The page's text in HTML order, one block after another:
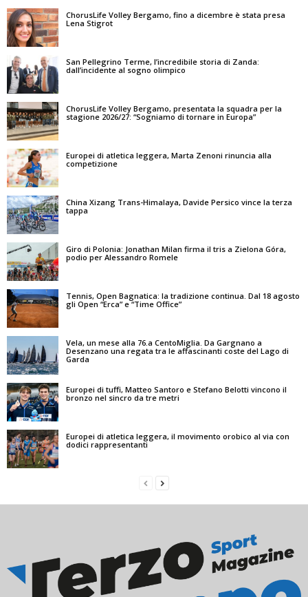
ChorusLife Volley Bergamo, fino a dicembre è stata presa
Lena Stigrot
San Pellegrino Terme, l’incredibile storia di Zanda:
dall’incidente al sogno olimpico
ChorusLife Volley Bergamo, presentata la squadra per la
stagione 2026/27: “Sogniamo di tornare in Europa”
Europei di atletica leggera, Marta Zenoni rinuncia alla
competizione
China Xizang Trans-Himalaya, Davide Persico vince la terza
tappa
Giro di Polonia: Jonathan Milan firma il tris a Zielona Góra,
podio per Alessandro Romele
Tennis, Open Bagnatica: la tradizione continua. Dal 18 agosto
gli Open “Erca” e “Time Office”
Vela, un mese alla 76.a CentoMiglia. Da Gargnano a
Desenzano una regata tra le affascinanti coste del Lago di
Garda
Europei di tuffi, Matteo Santoro e Stefano Belotti vincono il
bronzo nel sincro da tre metri
Europei di atletica leggera, il movimento orobico al via con
dodici rappresentanti